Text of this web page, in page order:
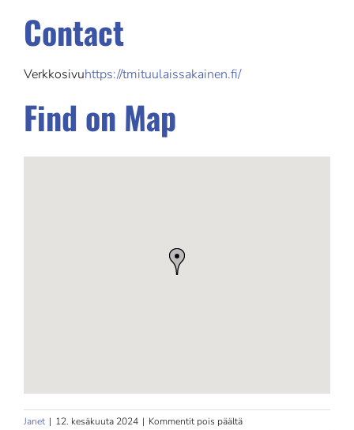
Contact
Verkkosivuhttps://tmituulaissakainen.fi/
Find on Map
Janet | 12. kesäkuuta 2024 | Kommentit pois päältäartikkelissa